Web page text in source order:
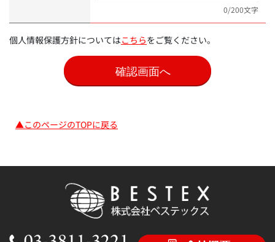
0/200文字
個人情報保護方針についてはこちらをご覧ください。
▲このページのTOPに戻る